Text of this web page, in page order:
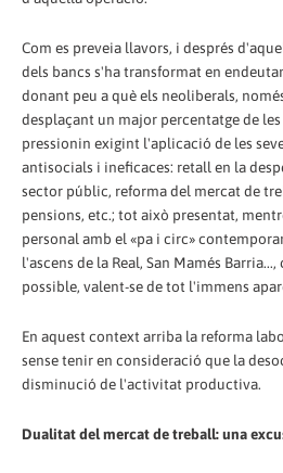
Com es preveia llavors, i després
dels bancs s'ha transformat en
donant peu a què els neoliberals,
desplaçant un major percentatge de
pressionin exigint l'aplicació de les
antisocials i ineficaces: retall en la
sector públic, reforma del mercat de
pensions, etc.; tot això presentat,
personal amb el «pa i circ»
l'ascens de la Real, San Mamés
possible, valent-se de tot l'immens
En aquest context arriba la reforma
sense tenir en consideració que la
disminució de l'activitat productiva.
Dualitat del mercat de treball: una